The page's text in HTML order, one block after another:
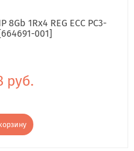
1Rx4 REG ECC PC3-
001]
руб.